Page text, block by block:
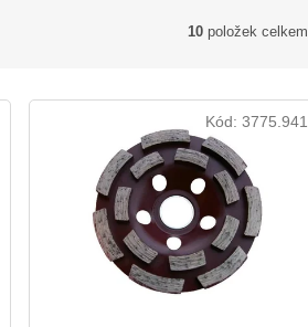
10 položek celkem
Kód:3775.941